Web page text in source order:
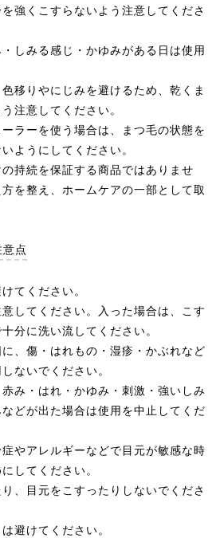
強くこすらないよう注意してくださ
しみる感じ・かゆみがある日は使用
移りやにじみを避けるため、乾くま
注意してください。
ラーを使う場合は、まつ毛の状態を
ようにしてください。
持続を保証する商品ではありませ
を整え、ホームケアの一部として取
点
てください。
してください。入った場合は、こす
分に洗い流してください。
、傷・はれもの・湿疹・かぶれなど
ないでください。
み・はれ・かゆみ・刺激・強いしみ
どが出た場合は使用を中止してくだ
やアレルギーなどで目元が敏感な時
してください。
、目元をこすったりしないでくださ
避けてください。